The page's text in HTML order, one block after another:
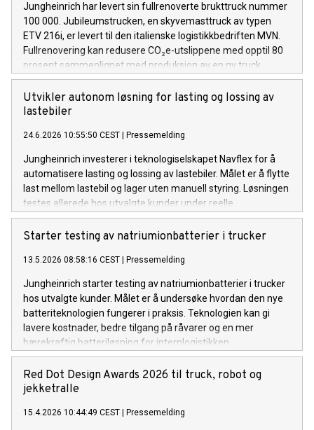
Jungheinrich har levert sin fullrenoverte brukttruck nummer
100 000. Jubileumstrucken, en skyvemasttruck av typen
ETV 216i, er levert til den italienske logistikkbedriften MVN.
Fullrenovering kan redusere CO₂e-utslippene med opptil 80
prosent sammenlignet med produksjon av en ny truck.
Utvikler autonom løsning for lasting og lossing av
lastebiler
24.6.2026 10:55:50 CEST Pressemelding
Jungheinrich investerer i teknologiselskapet Navflex for å
automatisere lasting og lossing av lastebiler. Målet er å flytte
last mellom lastebil og lager uten manuell styring. Løsningen
testes allerede hos utvalgte kunder under reelle
driftsforhold.
Starter testing av natriumionbatterier i trucker
13.5.2026 08:58:16 CEST Pressemelding
Jungheinrich starter testing av natriumionbatterier i trucker
hos utvalgte kunder. Målet er å undersøke hvordan den nye
batteriteknologien fungerer i praksis. Teknologien kan gi
lavere kostnader, bedre tilgang på råvarer og en mer
bærekraftig batteriløsning for internlogistikken.
Red Dot Design Awards 2026 til truck, robot og
jekketralle
15.4.2026 10:44:49 CEST Pressemelding